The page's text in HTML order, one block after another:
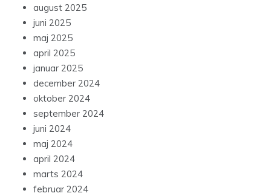
august 2025
juni 2025
maj 2025
april 2025
januar 2025
december 2024
oktober 2024
september 2024
juni 2024
maj 2024
april 2024
marts 2024
februar 2024